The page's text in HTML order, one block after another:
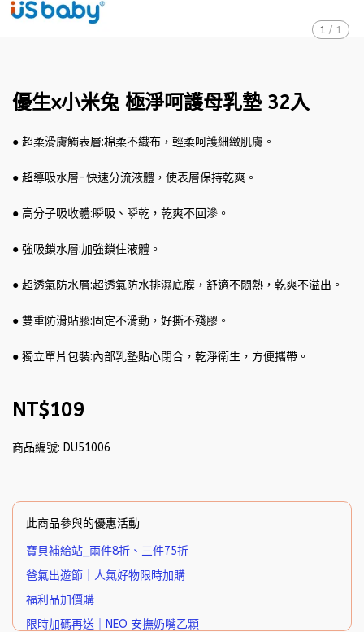
1 / 1
優生x小米兔 極淨呵護母乳墊 32入
● 超柔滑膚觸表層:棉柔不織布，輕柔呵護細緻肌膚。
● 超導吸水層-快速分流液體，使表層保持乾爽。
● 高分子吸收體:瞬吸、瞬乾，乾爽不回滲。
● 強吸鎖水層:加強鎖住液體。
● 超透氣防水層:超透氣防水排濕底膜，舒適不悶熱，乾爽不溢出。
● 雙重防滑貼膠:固定不滑動，好撕不殘膠。
● 獨立單片包裝:內部乳墊貼心閉合，乾淨衛生，方便攜帶。
NT$109
商品編號: DU51006
此商品參與的優惠活動
寶貝補給站_兩件8折、三件75折
爸氣出遊節｜人氣好物限時加購
福利品加價購
限時加碼再送｜NEO 安撫奶嘴乙顆